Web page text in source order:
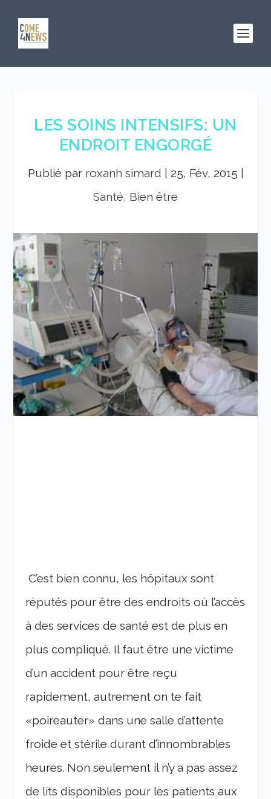
LES SOINS INTENSIFS: UN
ENDROIT ENGORGÉ
Publié par roxanh simard 25, Fév, 2015
Santé, Bien être
C’est bien connu, les hôpitaux sont
réputés pour être des endroits où l’accès
à des services de santé est de plus en
plus compliqué. Il faut être une victime
d’un accident pour être reçu
rapidement, autrement on te fait
«poireauter» dans une salle d’attente
froide et stérile durant d’innombrables
heures. Non seulement il n’y a pas assez
de lits disponibles pour les patients aux